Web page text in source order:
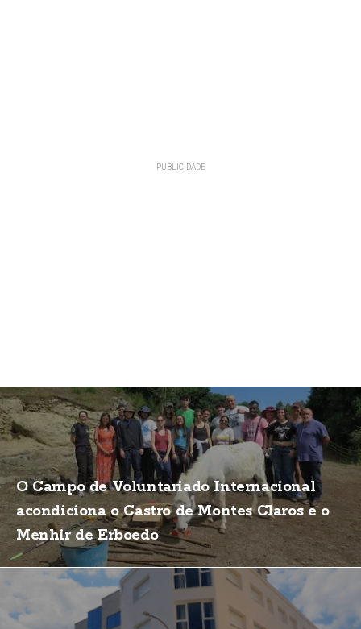
O Campo de Voluntariado Internacional
acondiciona o Castro de Montes Claros e o
Menhir de Erboedo